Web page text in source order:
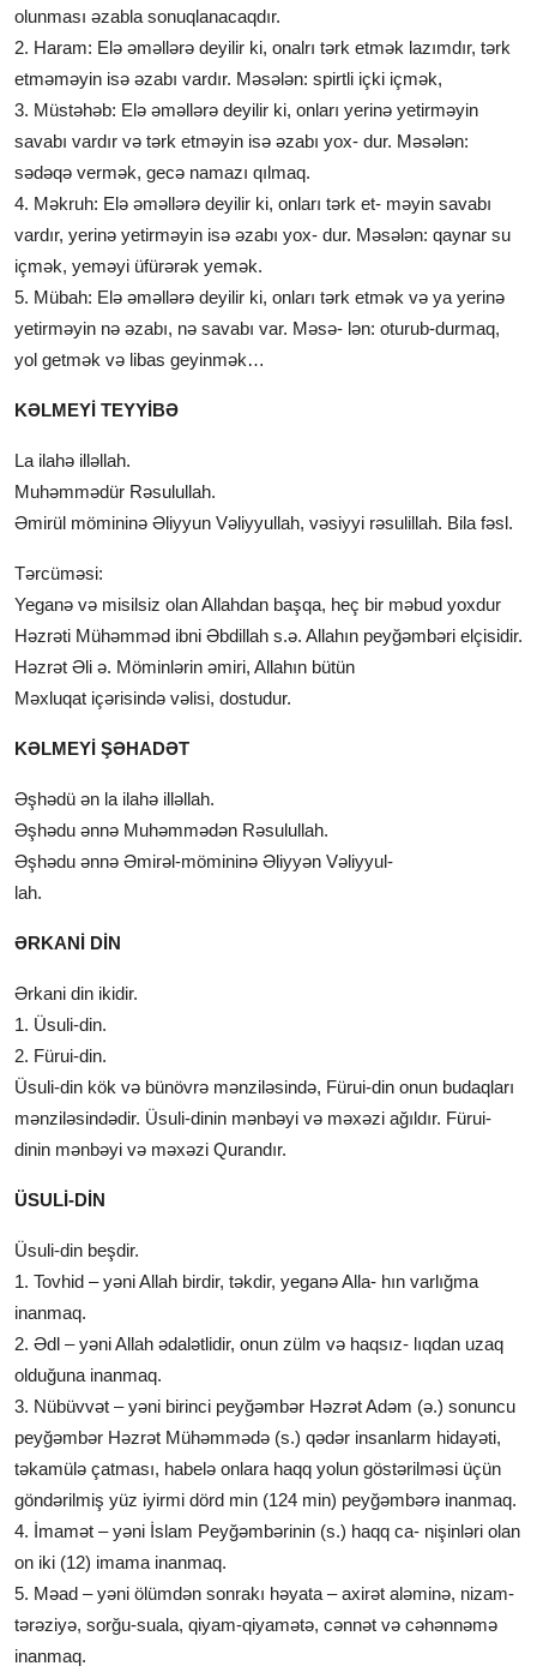
olunması əzabla sonuqlanacaqdır.
2. Haram: Elə əməllərə deyilir ki, onalrı tərk etmək lazımdır, tərk
etməməyin isə əzabı vardır. Məsələn: spirtli içki içmək,
3. Müstəhəb: Elə əməllərə deyilir ki, onları yerinə yetirməyin
savabı vardır və tərk etməyin isə əzabı yox- dur. Məsələn:
sədəqə vermək, gecə namazı qılmaq.
4. Məkruh: Elə əməllərə deyilir ki, onları tərk et- məyin savabı
vardır, yerinə yetirməyin isə əzabı yox- dur. Məsələn: qaynar su
içmək, yeməyi üfürərək yemək.
5. Mübah: Elə əməllərə deyilir ki, onları tərk etmək və ya yerinə
yetirməyin nə əzabı, nə savabı var. Məsə- lən: oturub-durmaq,
yol getmək və libas geyinmək…
KƏLMEYİ TEYYİBƏ
La ilahə illəllah.
Muhəmmədür Rəsulullah.
Əmirül mömininə Əliyyun Vəliyyullah, vəsiyyi rəsulillah. Bila fəsl.
Tərcüməsi:
Yeganə və misilsiz olan Allahdan başqa, heç bir məbud yoxdur
Həzrəti Mühəmməd ibni Əbdillah s.ə. Allahın peyğəmbəri elçisidir.
Həzrət Əli ə. Möminlərin əmiri, Allahın bütün
Məxluqat içərisində vəlisi, dostudur.
KƏLMEYİ ŞƏHADƏT
Əşhədü ən la ilahə illəllah.
Əşhədu ənnə Muhəmmədən Rəsulullah.
Əşhədu ənnə Əmirəl-mömininə Əliyyən Vəliyyul-
lah.
ƏRKANİ DİN
Ərkani din ikidir.
1. Üsuli-din.
2. Fürui-din.
Üsuli-din kök və bünövrə mənziləsində, Fürui-din onun budaqları
mənziləsindədir. Üsuli-dinin mənbəyi və məxəzi ağıldır. Fürui-
dinin mənbəyi və məxəzi Qurandır.
ÜSULİ-DİN
Üsuli-din beşdir.
1. Tovhid – yəni Allah birdir, təkdir, yeganə Alla- hın varlığma
inanmaq.
2. Ədl – yəni Allah ədalətlidir, onun zülm və haqsız- lıqdan uzaq
olduğuna inanmaq.
3. Nübüvvət – yəni birinci peyğəmbər Həzrət Adəm (ə.) sonuncu
peyğəmbər Həzrət Mühəmmədə (s.) qədər insanlarm hidayəti,
təkamülə çatması, habelə onlara haqq yolun göstərilməsi üçün
göndərilmiş yüz iyirmi dörd min (124 min) peyğəmbərə inanmaq.
4. İmamət – yəni İslam Peyğəmbərinin (s.) haqq ca- nişinləri olan
on iki (12) imama inanmaq.
5. Məad – yəni ölümdən sonrakı həyata – axirət aləminə, nizam-
tərəziyə, sorğu-suala, qiyam-qiyamətə, cənnət və cəhənnəmə
inanmaq.